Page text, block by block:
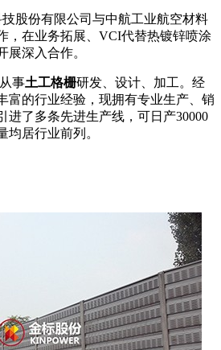
股份有限公司与中航工业航空材料
，在业务拓展、VCI代替热镀锌喷涂
展深入合作。
事土工格栅研发、设计、加工。经
富的行业经验，现拥有专业生产、销
进了多条先进生产线，可日产30000
均居行业前列。